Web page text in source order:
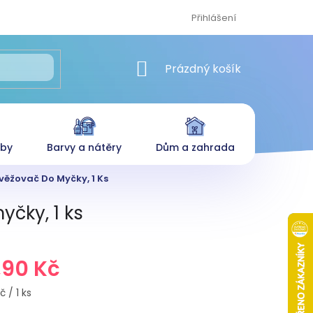
Přihlášení
NÁKUPNÍ KOŠÍK
Prázdný košík
Barvy a nátěry Dům a zahrada
Do Myčky, 1 Ks
1 ks
Kč
/ 1 ks